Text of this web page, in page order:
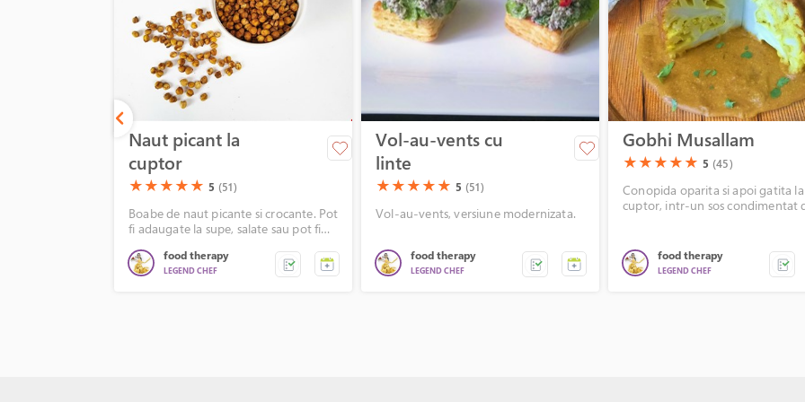
Naut picant la
cuptor
(*)
★(*)
★(*)
★(*)
★(*)
★ 5 (51)
Boabe de naut picante si crocante. Pot
fi adaugate la supe, salate sau pot fi
food therapy
LEGEND CHEF
Vol-au-vents cu
linte
(*)
★(*)
★(*)
★(*)
★(*)
★ 5 (51)
Vol-au-vents, versiune modernizata.
food therapy
LEGEND CHEF
Gobhi Musallam
(*)
★(*)
★(*)
★(*)
★(*)
★ 5 (45)
Conopida oparita si apoi gatita la
cuptor, intr-un sos condimentat
food therapy
LEGEND CHEF